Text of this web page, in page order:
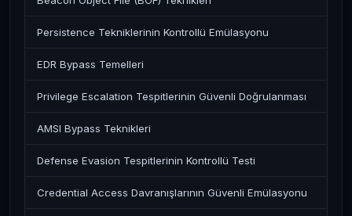
Persistence Tekniklerinin Kontrollü Emülasyonu
EDR Bypass Temelleri
Privilege Escalation Tespitlerinin Güvenli Doğrulanması
AMSI Bypass Teknikleri
Defense Evasion Tespitlerinin Kontrollü Testi
Credential Access Davranışlarının Güvenli Emülasyonu